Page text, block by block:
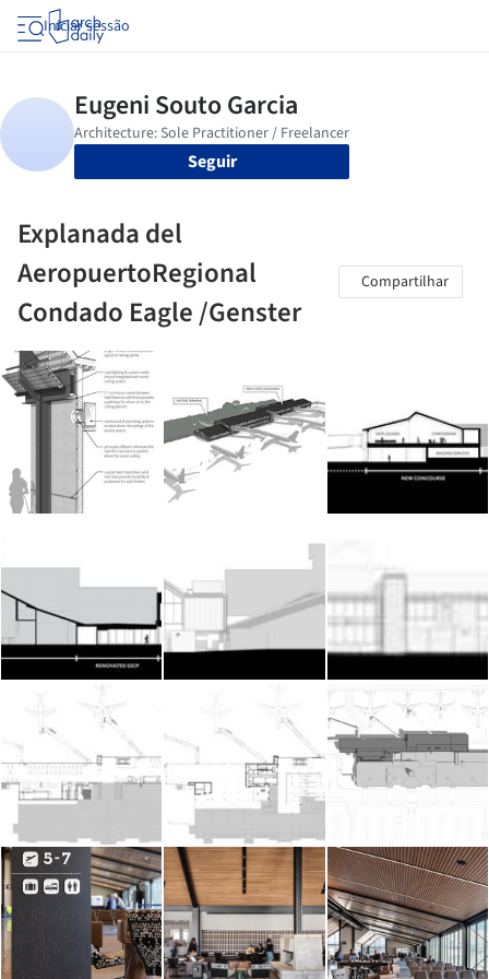
Iniciar sessão
Seguir
Explanada del
AeropuertoRegional
Condado Eagle /Genster
Compartilhar